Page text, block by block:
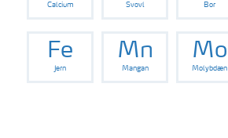
Calcium Svovl Bor
Fe
Jern
Mn
Mangan
Mo
Molybdæn